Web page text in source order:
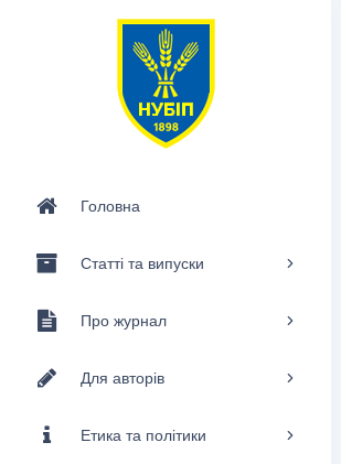
Головна
Статті та випуски
Про журнал
Для авторів
Етика та політики